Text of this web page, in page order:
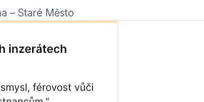
– Staré Město